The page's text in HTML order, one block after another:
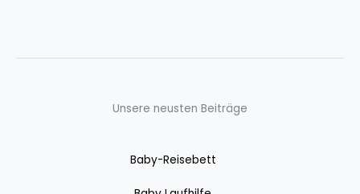
Unsere neusten Beiträge
Baby-Reisebett